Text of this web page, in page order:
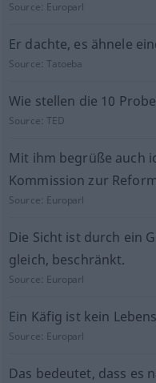
Source: Europarl
Er dachte, es ähnele
Source:Tatoeba
Wie stellen die 10
Source:TED
Mit ihm begrüße auch
Kommission zur
Source: Europarl
Die Sicht ist durch ein
gleich, beschränkt.
Source: Europarl
Ein Käfig ist kein
Source: Europarl
Das bedeutet, dass es